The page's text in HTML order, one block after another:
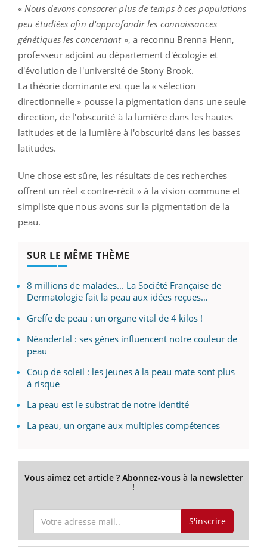
«Nous devons consacrer plus de temps à ces populations
peu étudiées afin d'approfondir les connaissances
génétiques les concernant», a reconnu Brenna Henn,
professeur adjoint au département d'écologie et
d'évolution de l'université de Stony Brook.
La théorie dominante est que la « sélection
directionnelle » pousse la pigmentation dans une seule
direction, de l'obscurité à la lumière dans les hautes
latitudes et de la lumière à l'obscurité dans les basses
latitudes.
Une chose est sûre, les résultats de ces recherches
offrent un réel « contre-récit » à la vision commune et
simpliste que nous avons sur la pigmentation de la
peau.
SUR LE MÊME THÈME
8 millions de malades... La Société Française de
Dermatologie fait la peau aux idées reçues…
Greffe de peau : un organe vital de 4 kilos !
Néandertal : ses gènes influencent notre couleur de
peau
Coup de soleil : les jeunes à la peau mate sont plus
à risque
La peau est le substrat de notre identité
La peau, un organe aux multiples compétences
Vous aimez cet article ? Abonnez-vous à la newsletter
!
S'inscrire